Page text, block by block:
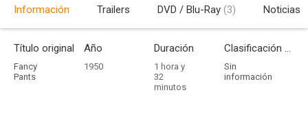
Información Trailers DVD / Blu-Ray (3) Noticias
Título original
Fancy
Pants
Año
1950
Duración
1 hora y
32
minutos
Clasificación por edades
Sin
información